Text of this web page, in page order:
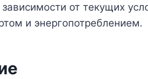
от текущих
и энергопотреблением․